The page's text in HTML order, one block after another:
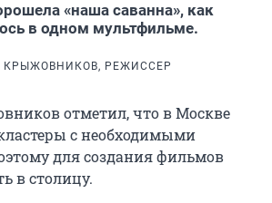
«наша саванна», как
в одном мультфильме.
КРЫЖОВНИКОВ, РЕЖИССЕР
отметил, что в Москве
с необходимыми
для создания фильмов
в столицу.